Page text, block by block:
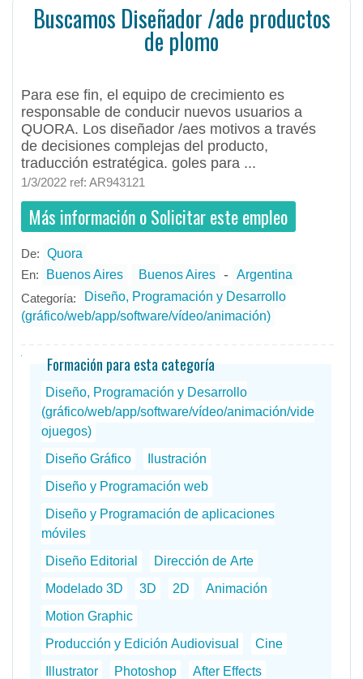
Buscamos Diseñador /ade productos
de plomo
Para ese fin, el equipo de crecimiento es
responsable de conducir nuevos usuarios a
QUORA. Los diseñador /aes motivos a través
de decisiones complejas del producto,
traducción estratégica. goles para ...
1/3/2022 ref: AR943121
Más información o Solicitar este empleo
De: Quora
En: Buenos Aires Buenos Aires - Argentina
Categoría:
Diseño, Programación y Desarrollo
(gráfico/web/app/software/vídeo/animación)
Formación para esta categoría
Diseño, Programación y Desarrollo
(gráfico/web/app/software/vídeo/animación/vide
ojuegos)
Diseño Gráfico
Ilustración
Diseño y Programación web
Diseño y Programación de aplicaciones
móviles
Diseño Editorial
Dirección de Arte
Modelado 3D
3D 2D
Animación
Motion Graphic
Producción y Edición Audiovisual
Cine
Illustrator
Photoshop
After Effects